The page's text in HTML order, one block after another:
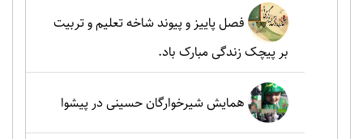
فصل پاییز و پیوند شاخه تعلیم و تربیت
بر پیچک زندگی مبارک باد.
همایش شیرخوارگان حسینی در پیشوا